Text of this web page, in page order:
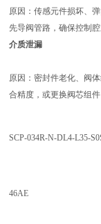
原因：传感元件损坏、
先导阀管路，确保控制
介质泄漏
原因：密封件老化、阀
合精度，或更换阀芯组
SCP-034R-N-DL4-L35-
46AE